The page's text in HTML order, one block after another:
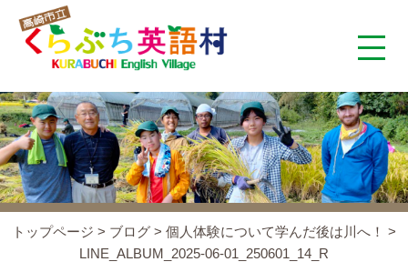
くらぶち英語村とは
コンセプト
トップページ > ブログ > 個人体験について学んだ後は川へ！ >
LINE_ALBUM_2025-06-01_250601_14_R